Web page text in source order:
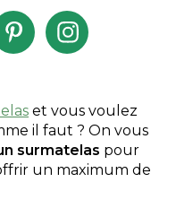
et vous voulez
il faut ? On vous
surmatelas pour
un maximum de